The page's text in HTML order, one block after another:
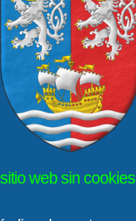
sitio web sin cookies